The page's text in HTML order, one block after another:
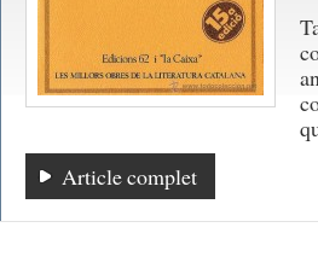
Article complet